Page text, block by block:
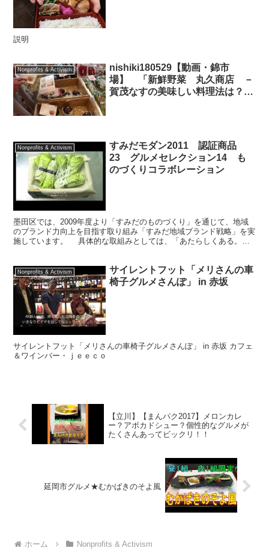
説明
Nonprofits & Activism
nishiki180529【動画・錦市
場】 「新鮮野菜 丸久商店 －
賀茂なすの美味しい料理法は？
Nonprofits & Activism
すみだモダン2011 認証商品
23 グルメセレクション14 も
のづくりコラボレーション
墨田区では、2009年度より「すみだのものづくり」を通じて、地域
のブランド力向上を目指す取り組み「すみだ地域ブランド戦略」を実
施しています。 具体的な取組みとしては、「あたらしくある。な
Nonprofits & Activism
サイレントフット「メリさんの車
椅子グルメさんぽ」 in 赤坂
サイレントフット「メリさんの車椅子グルメさんぽ」 in 赤坂 カフェ
＆ワインバー・ｊｅｅｃｏ
【立川】【まんパク2017】メロンカレ
ー？アボカドシュー？個性的なグルメが
たくさんあってビックリ！！
延岡市グルメ★むかばきのそよ風
ホーム Nonprofits & Activism